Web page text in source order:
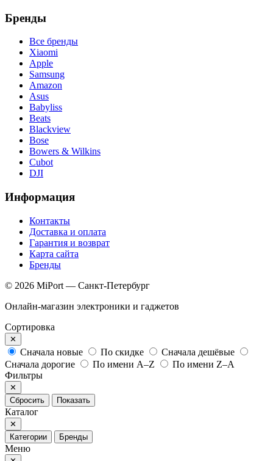
Бренды
Все бренды
Xiaomi
Apple
Samsung
Amazon
Asus
Babyliss
Beats
Blackview
Bose
Bowers & Wilkins
Cubot
DJI
Информация
Контакты
Доставка и оплата
Гарантия и возврат
Карта сайта
Бренды
© 2026 MiPort — Санкт-Петербург
Онлайн-магазин электроники и гаджетов
Сортировка
✕
Сначала новые По скидке
Сначала дешёвые
Сначала дорогие
По имени A–Z
По имени Z–A
Фильтры
✕
Сбросить
Показать
Каталог
✕
Категории
Бренды
Меню